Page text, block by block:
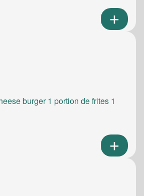
burger 1 portion de frites 1